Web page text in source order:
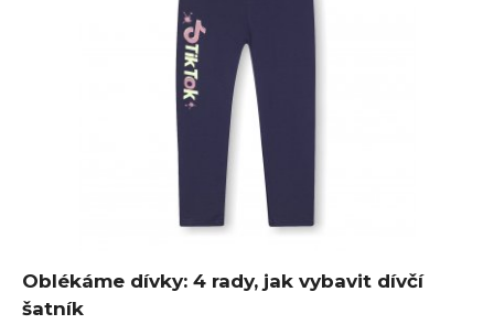
Oblékáme dívky: 4 rady, jak vybavit dívčí
šatník